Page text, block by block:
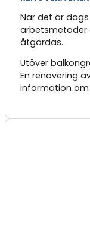
När det är
arbetsmetoder
åtgärdas.
Utöver
En renovering
information om